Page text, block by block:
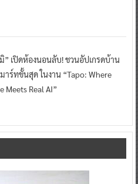
” เปิดห้องนอนลับ! ชวนอัปเกรดบ้าน
าร์ทขั้นสุด ในงาน “Tapo: Where
Meets Real AI”